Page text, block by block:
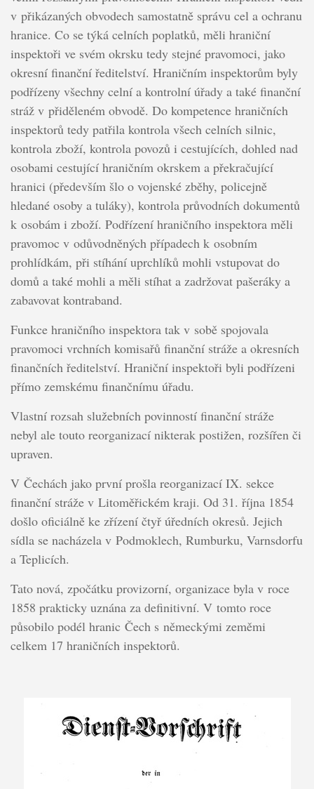
v přikázaných obvodech samostatně správu cel a ochranu
hranice. Co se týká celních poplatků, měli hraniční
inspektoři ve svém okrsku tedy stejné pravomoci, jako
okresní finanční ředitelství. Hraničním inspektorům byly
podřízeny všechny celní a kontrolní úřady a také finanční
stráž v přiděleném obvodě. Do kompetence hraničních
inspektorů tedy patřila kontrola všech celních silnic,
kontrola zboží, kontrola povozů i cestujících, dohled nad
osobami cestující hraničním okrskem a překračující
hranici (především šlo o vojenské zběhy, policejně
hledané osoby a tuláky), kontrola průvodních dokumentů
k osobám i zboží. Podřízení hraničního inspektora měli
pravomoc v odůvodněných případech k osobním
prohlídkám, při stíhání uprchlíků mohli vstupovat do
domů a také mohli a měli stíhat a zadržovat pašeráky a
zabavovat kontraband.
Funkce hraničního inspektora tak v sobě spojovala
pravomoci vrchních komisařů finanční stráže a okresních
finančních ředitelství. Hraniční inspektoři byli podřízeni
přímo zemskému finančnímu úřadu.
Vlastní rozsah služebních povinností finanční stráže
nebyl ale touto reorganizací nikterak postižen, rozšířen či
upraven.
V Čechách jako první prošla reorganizací IX. sekce
finanční stráže v Litoměřickém kraji. Od 31. října 1854
došlo oficiálně ke zřízení čtyř úředních okresů. Jejich
sídla se nacházela v Podmoklech, Rumburku, Varnsdorfu
a Teplicích.
Tato nová, zpočátku provizorní, organizace byla v roce
1858 prakticky uznána za definitivní. V tomto roce
působilo podél hranic Čech s německými zeměmi
celkem 17 hraničních inspektorů.